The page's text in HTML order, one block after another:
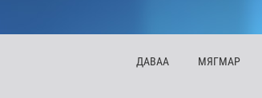
ДАВАА МЯГМАР